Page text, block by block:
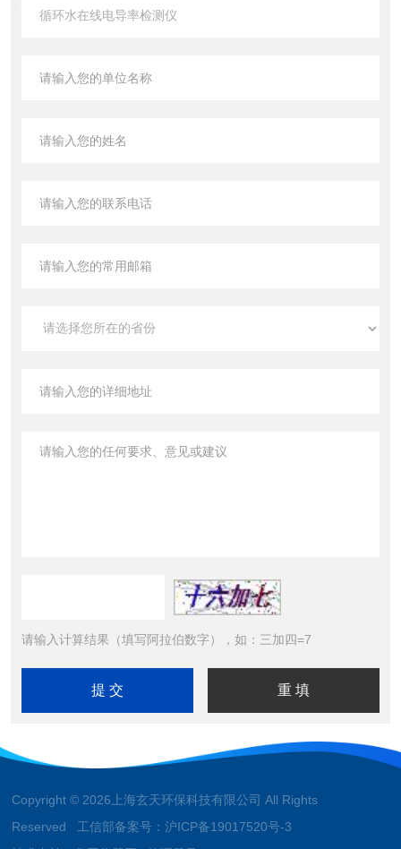
请输入计算结果（填写阿拉伯数字），如：三加四=7
Copyright © 2026上海玄天环保科技有限公司 All Rights
Reserved 工信部备案号：沪ICP备19017520号-3